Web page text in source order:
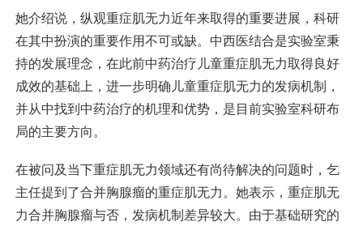
她介绍说，纵观重症肌无力近年来取得的重要进展，科研
在其中扮演的重要作用不可或缺。中西医结合是实验室秉
持的发展理念，在此前中药治疗儿童重症肌无力取得良好
成效的基础上，进一步明确儿童重症肌无力的发病机制，
并从中找到中药治疗的机理和优势，是目前实验室科研布
局的主要方向。
在被问及当下重症肌无力领域还有尚待解决的问题时，乞
主任提到了合并胸腺瘤的重症肌无力。她表示，重症肌无
力合并胸腺瘤与否，发病机制差异较大。由于基础研究的